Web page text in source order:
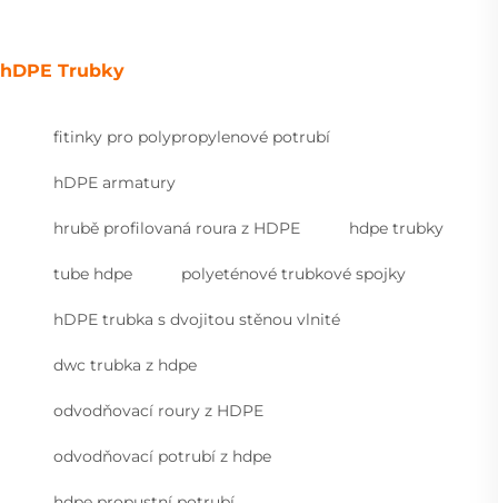
hDPE Trubky
fitinky pro polypropylenové potrubí
hDPE armatury
hrubě profilovaná roura z HDPE hdpe trubky
tube hdpe polyeténové trubkové spojky
hDPE trubka s dvojitou stěnou vlnité
dwc trubka z hdpe
odvodňovací roury z HDPE
odvodňovací potrubí z hdpe